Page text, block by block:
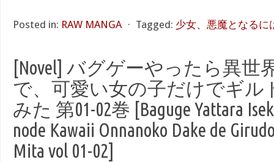
Posted in: RAW MANGA ⋅ Tagged: 少女、悪魔となるに
[Novel] バグゲーやったら異世
で、可愛い女の子だけでギル
みた 第01-02巻 [Baguge Yattara
node Kawaii Onnanoko Dake de
Mita vol 01-02]